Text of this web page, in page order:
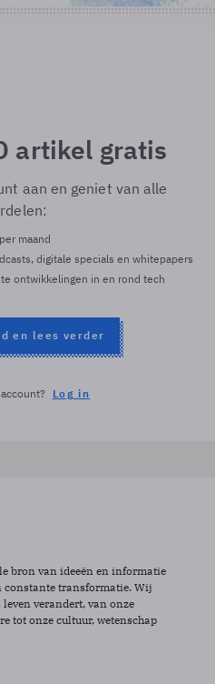
artikel gratis
aan en geniet van alle
maand
digitale specials en whitepapers
ontwikkelingen in en rond tech
en lees verder
Log in
bron van ideeën en informatie
constante transformatie. Wij
verandert, van onze
tot onze cultuur, wetenschap